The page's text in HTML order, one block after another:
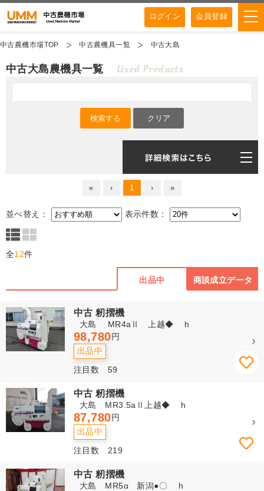
ログイン 会員登録
中古農機市場TOP 中古農機具一覧 中古大島
中古大島農機具一覧 Used Products
« ‹ 1 › »
並べ替え： 表示件数：
全12件
出品中 商談成立データ
中古 籾摺機
大島 MR4aⅡ 上越◆ h
98,780円
出品中
注目数 59
中古 籾摺機
大島 MR3.5aⅡ上越◆ h
87,780円
出品中
注目数 219
中古 籾摺機
大島 MR5α 新潟●〇 h